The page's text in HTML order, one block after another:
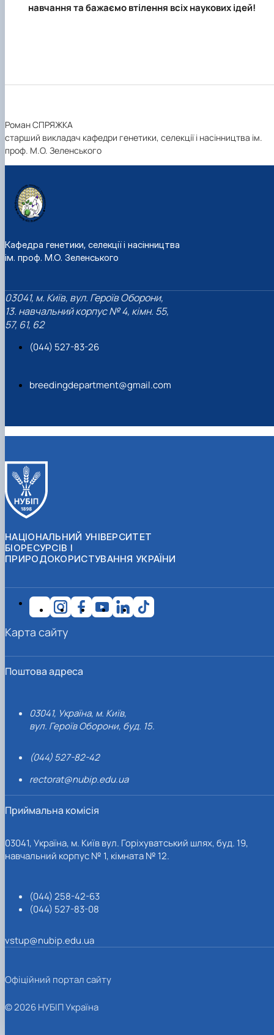
навчання та бажаємо втілення всіх наукових ідей!
Роман СПРЯЖКА
старший викладач кафедри генетики, селекції і насінництва ім.
проф. М.О. Зеленського
Кафедра генетики, селекції і насінництва
ім. проф. М.О. Зеленського
03041, м. Київ, вул. Героїв Оборони,
13. навчальний корпус № 4, кімн. 55,
57, 61, 62
(044) 527-83-26
breedingdepartment@gmail.com
НАЦІОНАЛЬНИЙ УНІВЕРСИТЕТ
БІОРЕСУРСІВ І
ПРИРОДОКОРИСТУВАННЯ УКРАЇНИ
Поштова адреса
03041, Україна, м. Київ,
вул. Героїв Оборони, буд. 15.
(044) 527-82-42
rectorat@nubip.edu.ua
Приймальна комісія
03041, Україна, м. Київ вул. Горіхуватський шлях, буд. 19,
навчальний корпус № 1, кімната № 12.
(044) 258-42-63
(044) 527-83-08
vstup@nubip.edu.ua
Карта сайту
Офіційний портал сайту
© 2026 НУБІП Україна